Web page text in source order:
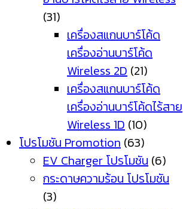
(31)
เครื่องสแกนบาร์โค้ด
เครื่องอ่านบาร์โค้ด
Wireless 2D (21)
เครื่องสแกนบาร์โค้ด
เครื่องอ่านบาร์โค้ดไร้สาย
Wireless 1D (10)
โปรโมชัน Promotion (63)
EV Charger โปรโมชัน (6)
กระดาษความร้อน โปรโมชัน
(3)